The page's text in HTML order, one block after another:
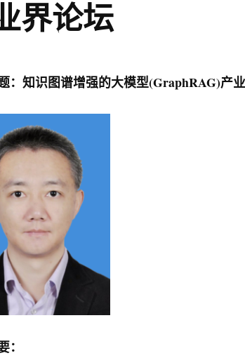
界论坛
：知识图谱增强的大模型(GraphRAG)产
：